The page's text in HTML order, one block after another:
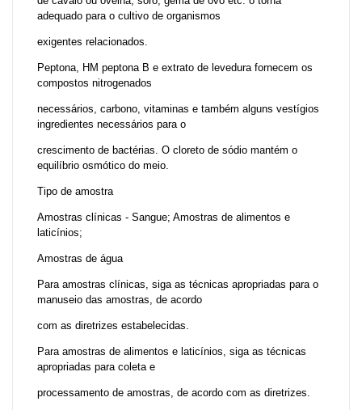
adequado para o cultivo de organismos
exigentes relacionados.
Peptona, HM peptona B e extrato de levedura fornecem os
compostos nitrogenados
necessários, carbono, vitaminas e também alguns vestígios
ingredientes necessários para o
crescimento de bactérias. O cloreto de sódio mantém o
equilíbrio osmótico do meio.
Tipo de amostra
Amostras clínicas - Sangue; Amostras de alimentos e
laticínios;
Amostras de água
Para amostras clínicas, siga as técnicas apropriadas para o
manuseio das amostras, de acordo
com as diretrizes estabelecidas.
Para amostras de alimentos e laticínios, siga as técnicas
apropriadas para coleta e
processamento de amostras, de acordo com as diretrizes.